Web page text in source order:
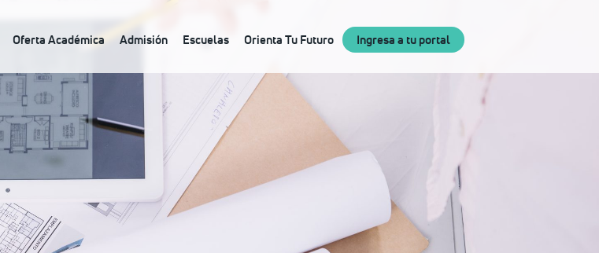
Oferta Académica Admisión Escuelas Orienta Tu Futuro Ingresa a tu portal